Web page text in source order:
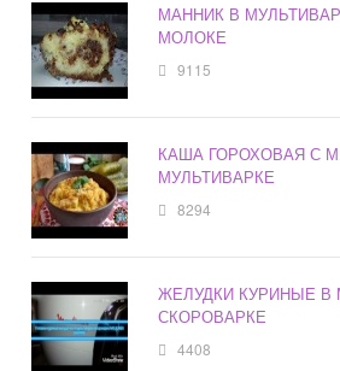
МАННИК В
МОЛОКЕ
9115
КАША ГОРОХОВАЯ С
МУЛЬТИВАРКЕ
8294
ЖЕЛУДКИ КУРИНЫЕ В
СКОРОВАРКЕ
4408